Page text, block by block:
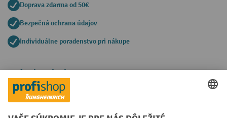
Doprava zdarma od 50€
Bezpečná ochrana údajov
Individuálne poradenstvo pri nákupe
Spôsoby platby
Creditcard (Master)Creditcard (Visa)